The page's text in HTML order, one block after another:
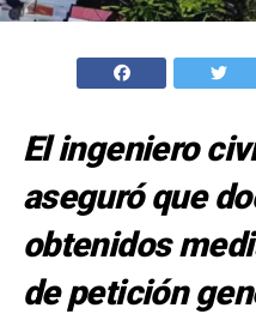
El ingeniero
aseguró que
obtenidos
de petición